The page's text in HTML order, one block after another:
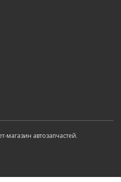
магазин автозапчастей.